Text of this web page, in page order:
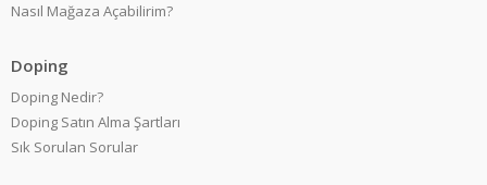
Nasıl Mağaza Açabilirim?
Doping
Doping Nedir?
Doping Satın Alma Şartları
Sık Sorulan Sorular